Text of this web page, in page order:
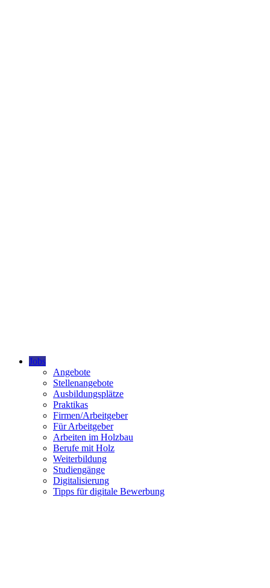
Jobs
Angebote
Stellenangebote
Ausbildungsplätze
Praktikas
Firmen/Arbeitgeber
Für Arbeitgeber
Arbeiten im Holzbau
Berufe mit Holz
Weiterbildung
Studiengänge
Digitalisierung
Tipps für digitale Bewerbung